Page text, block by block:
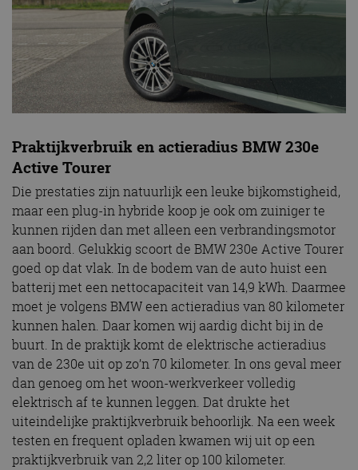
Praktijkverbruik en actieradius BMW 230e
Active Tourer
Die prestaties zijn natuurlijk een leuke bijkomstigheid,
maar een plug-in hybride koop je ook om zuiniger te
kunnen rijden dan met alleen een verbrandingsmotor
aan boord. Gelukkig scoort de BMW 230e Active Tourer
goed op dat vlak. In de bodem van de auto huist een
batterij met een nettocapaciteit van 14,9 kWh. Daarmee
moet je volgens BMW een actieradius van 80 kilometer
kunnen halen. Daar komen wij aardig dicht bij in de
buurt. In de praktijk komt de elektrische actieradius
van de 230e uit op zo’n 70 kilometer. In ons geval meer
dan genoeg om het woon-werkverkeer volledig
elektrisch af te kunnen leggen. Dat drukte het
uiteindelijke praktijkverbruik behoorlijk. Na een week
testen en frequent opladen kwamen wij uit op een
praktijkverbruik van 2,2 liter op 100 kilometer.